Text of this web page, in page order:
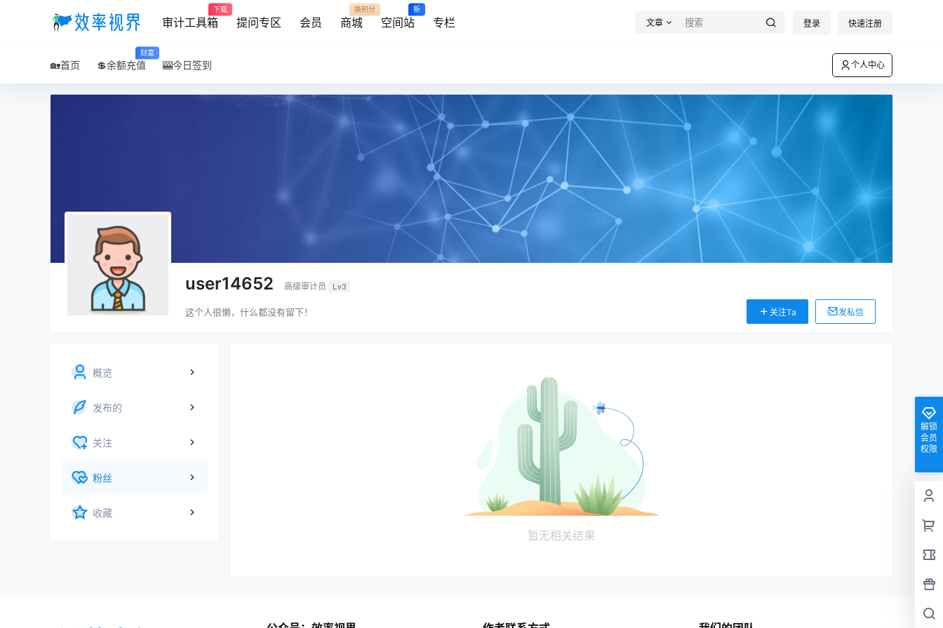
审计工具箱
下载
提问专区 会员 商城
换积分
空间站
新
专栏 文章 登录 快速注册
🏡首页 💲余额充值
财富
🎰今日签到 个人中心
user14652 高级审计员 Lv3
这个人很懒，什么都没有留下！ 关注Ta 发私信
概览
发布的
关注
粉丝
收藏
暂无相关结果
解锁
会员
权限